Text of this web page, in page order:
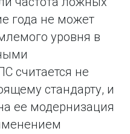
года не может
уровня в
считается не
стандарту, и
ее модернизация